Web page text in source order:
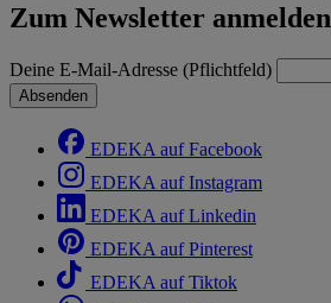
Zum Newsletter anmelden
Deine E-Mail-Adresse (Pflichtfeld)
Absenden
EDEKA auf Facebook
EDEKA auf Instagram
EDEKA auf Linkedin
EDEKA auf Pinterest
EDEKA auf Tiktok